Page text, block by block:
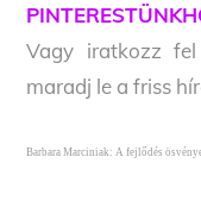
Vagy iratkozz
maradj le a friss
Barbara Marciniak: A fejlődés